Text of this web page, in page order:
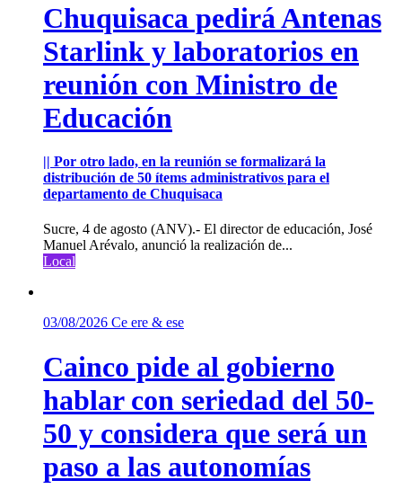
Chuquisaca pedirá Antenas
Starlink y laboratorios en
reunión con Ministro de
Educación
|| Por otro lado, en la reunión se formalizará la
distribución de 50 ítems administrativos para el
departamento de Chuquisaca
Sucre, 4 de agosto (ANV).- El director de educación, José
Manuel Arévalo, anunció la realización de...
Local
03/08/2026 Ce ere & ese
Cainco pide al gobierno
hablar con seriedad del 50-
50 y considera que será un
paso a las autonomías